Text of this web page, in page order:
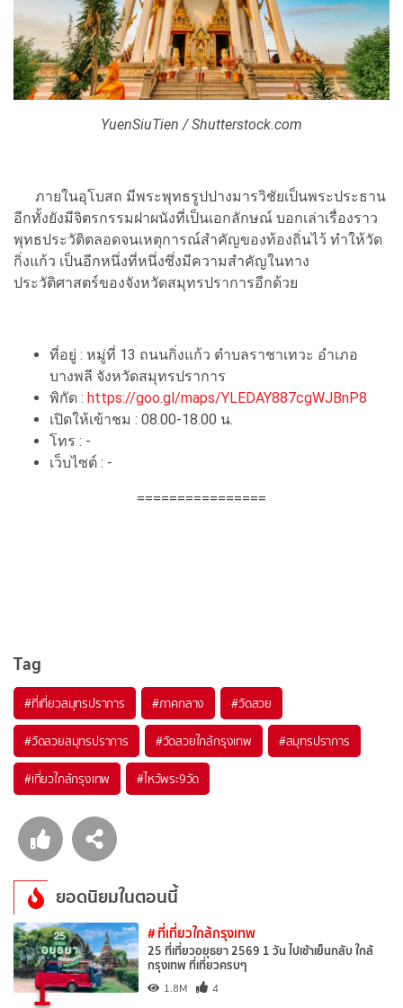
YuenSiuTien / Shutterstock.com
ภายในอุโบสถ มีพระพุทธรูปปางมารวิชัยเป็นพระประธาน
อีกทั้งยังมีจิตรกรรมฝาผนังที่เป็นเอกลักษณ์ บอกเล่าเรื่องราว
พุทธประวัติตลอดจนเหตุการณ์สำคัญของท้องถิ่นไว้ ทำให้วัด
กิ่งแก้ว เป็นอีกหนึ่งที่หนึ่งซึ่งมีความสำคัญในทาง
ประวัติศาสตร์ของจังหวัดสมุทรปราการอีกด้วย
ที่อยู่ : หมู่ที่ 13 ถนนกิ่งแก้ว ตำบลราชาเทวะ อำเภอ
บางพลี จังหวัดสมุทรปราการ
พิกัด : https://goo.gl/maps/YLEDAY887cgWJBnP8
เปิดให้เข้าชม : 08.00-18.00 น.
โทร : -
เว็บไซต์ : -
================
Tag
#ที่เที่ยวสมุทรปราการ #ภาคกลาง #วัดสวย
#วัดสวยสมุทรปราการ #วัดสวยใกล้กรุงเทพ #สมุทรปราการ
#เที่ยวใกล้กรุงเทพ #ไหว้พระ9วัด
ยอดนิยมในตอนนี้
1
# ที่เที่ยวใกล้กรุงเทพ
25 ที่เที่ยวอยุธยา 2569 1 วัน ไปเช้าเย็นกลับ ใกล้
กรุงเทพ ที่เที่ยวครบๆ
1.8M 4